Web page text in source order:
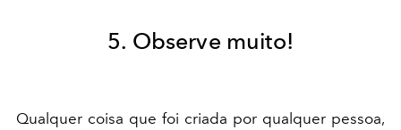
5. Observe muito!
Qualquer coisa que foi criada por qualquer pessoa,